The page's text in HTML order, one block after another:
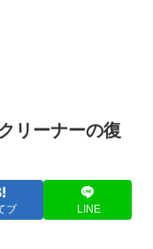
リーナーの復
ブ LINE